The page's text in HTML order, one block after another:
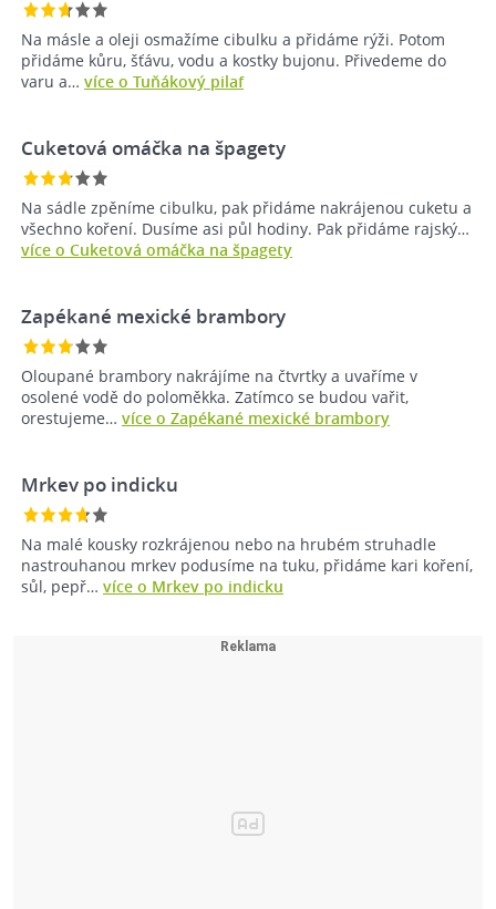
Na másle a oleji osmažíme cibulku a přidáme rýži. Potom
přidáme kůru, šťávu, vodu a kostky bujonu. Přivedeme do
varu a… více o Tuňákový pilaf
Cuketová omáčka na špagety
Na sádle zpěníme cibulku, pak přidáme nakrájenou cuketu a
všechno koření. Dusíme asi půl hodiny. Pak přidáme rajský…
více o Cuketová omáčka na špagety
Zapékané mexické brambory
Oloupané brambory nakrájíme na čtvrtky a uvaříme v
osolené vodě do poloměkka. Zatímco se budou vařit,
orestujeme… více o Zapékané mexické brambory
Mrkev po indicku
Na malé kousky rozkrájenou nebo na hrubém struhadle
nastrouhanou mrkev podusíme na tuku, přidáme kari koření,
sůl, pepř… více o Mrkev po indicku